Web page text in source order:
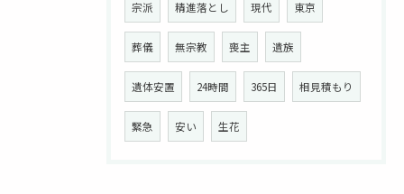
宗派 精進落とし 現代 東京
葬儀 無宗教 喪主 遺族
遺体安置 24時間 365日 相見積もり
緊急 安い 生花